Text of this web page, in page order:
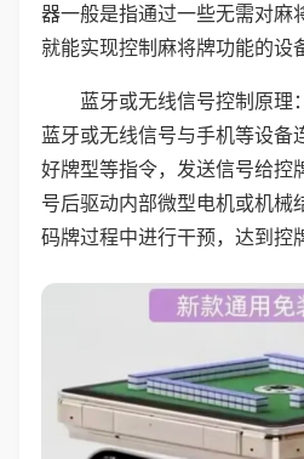
器一般是指通过一些无需对麻
就能实现控制麻将牌功能的设
蓝牙或无线信号控制原理
蓝牙或无线信号与手机等设备
好牌型等指令，发送信号给控
号后驱动内部微型电机或机械
码牌过程中进行干预，达到控